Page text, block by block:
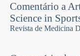
Comentário a
Science in
Revista de Medicina